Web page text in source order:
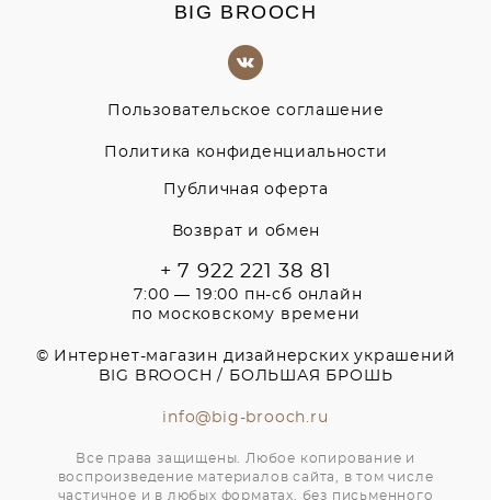
BIG BROOCH
Пользовательское соглашение
Политика конфиденциальности
Публичная оферта
Возврат и обмен
+ 7 922 221 38 81
7:00 — 19:00 пн-сб онлайн
по московскому времени
© Интернет-магазин дизайнерских украшений
BIG BROOCH / БОЛЬШАЯ БРОШЬ
info@big-brooch.ru
Все права защищены. Любое копирование и
воспроизведение материалов сайта, в том числе
частичное и в любых форматах, без письменного